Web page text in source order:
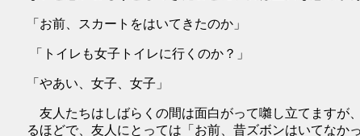
「お前、スカートをはいてきたのか」
「トイレも女子トイレに行くのか？」
「やあい、女子、女子」
友人たちはしばらくの間は面白がって囃し立てますが
るほどで、友人にとっては「お前、昔ズボンはいてなか